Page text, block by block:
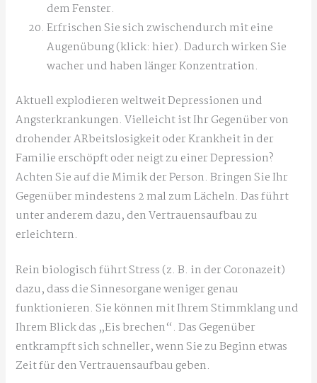
dem Fenster.
Erfrischen Sie sich zwischendurch mit eine
Augenübung (klick: hier). Dadurch wirken Sie
wacher und haben länger Konzentration.
Aktuell explodieren weltweit Depressionen und
Angsterkrankungen. Vielleicht ist Ihr Gegenüber von
drohender ARbeitslosigkeit oder Krankheit in der
Familie erschöpft oder neigt zu einer Depression?
Achten Sie auf die Mimik der Person. Bringen Sie Ihr
Gegenüber mindestens 2 mal zum Lächeln. Das führt
unter anderem dazu, den Vertrauensaufbau zu
erleichtern.
Rein biologisch führt Stress (z. B. in der Coronazeit)
dazu, dass die Sinnesorgane weniger genau
funktionieren. Sie können mit Ihrem Stimmklang und
Ihrem Blick das „Eis brechen“. Das Gegenüber
entkrampft sich schneller, wenn Sie zu Beginn etwas
Zeit für den Vertrauensaufbau geben.